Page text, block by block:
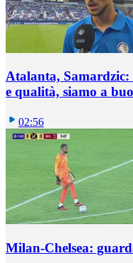
Atalanta,
e qualità, siamo a
02:56
Milan-Chelsea: